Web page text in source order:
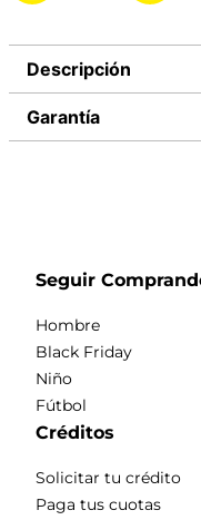
Descripción
Garantía
Seguir
Hombre
Black Friday
Niño
Fútbol
Créditos
Solicitar tu crédito
Paga tus cuotas